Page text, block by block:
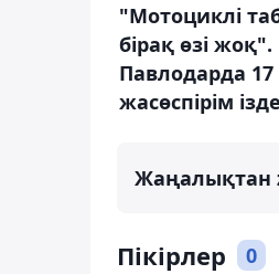
"Мотоциклі
бірақ өзі жоқ".
Павлодарда
жасөспірім
Жаңалықтан
Пікірлер 0